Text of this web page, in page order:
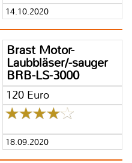
14.10.2020
Brast Motor-
Laubbläser/-sauger
BRB-LS-3000
120 Euro
18.09.2020